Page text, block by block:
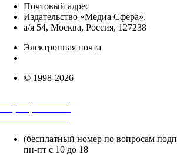
Почтовый адрес
Издательство «Медиа Сфера»,
а/я 54, Москва, Россия, 127238
Электронная почта
© 1998-2026
(бесплатный номер по вопросам
пн-пт с 10 до 18